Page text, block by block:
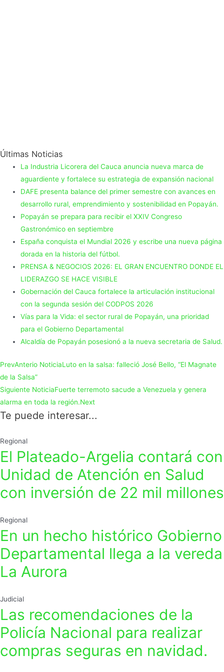
Últimas Noticias
La Industria Licorera del Cauca anuncia nueva marca de
aguardiente y fortalece su estrategia de expansión nacional
DAFE presenta balance del primer semestre con avances en
desarrollo rural, emprendimiento y sostenibilidad en Popayán.
Popayán se prepara para recibir el XXIV Congreso
Gastronómico en septiembre
España conquista el Mundial 2026 y escribe una nueva página
dorada en la historia del fútbol.
PRENSA & NEGOCIOS 2026: EL GRAN ENCUENTRO DONDE EL
LIDERAZGO SE HACE VISIBLE
Gobernación del Cauca fortalece la articulación institucional
con la segunda sesión del CODPOS 2026
Vías para la Vida: el sector rural de Popayán, una prioridad
para el Gobierno Departamental
Alcaldía de Popayán posesionó a la nueva secretaria de Salud.
PrevAnterio NoticiaLuto en la salsa: falleció José Bello, “El Magnate
de la Salsa”
Siguiente NoticiaFuerte terremoto sacude a Venezuela y genera
alarma en toda la región.Next
Te puede interesar...
Regional
El Plateado-Argelia contará con
Unidad de Atención en Salud
con inversión de 22 mil millones
Regional
En un hecho histórico Gobierno
Departamental llega a la vereda
La Aurora
Judicial
Las recomendaciones de la
Policía Nacional para realizar
compras seguras en navidad.